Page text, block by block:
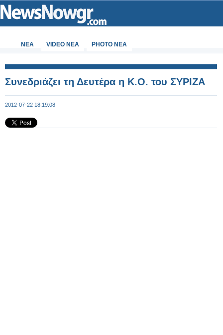
ΝΕΑ VIDEO NEA PHOTO NEA
Συνεδριάζει τη Δευτέρα η Κ.Ο. του ΣΥΡΙΖΑ
2012-07-22 18:19:08